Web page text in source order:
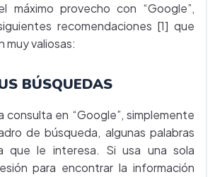
máximo provecho con “Google”,
recomendaciones [1] que
muy valiosas:
BÚSQUEDAS
consulta en “Google”, simplemente
de búsqueda, algunas palabras
que le interesa. Si usa una sola
para encontrar la información